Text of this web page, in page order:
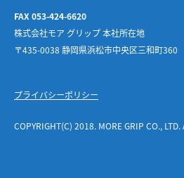
FAX 053-424-6620
株式会社モア グリップ 本社所在地
〒435-0038 静岡県浜松市中央区三和町360
プライバシーポリシー
COPYRIGHT(C) 2018. MORE GRIP CO., LTD.